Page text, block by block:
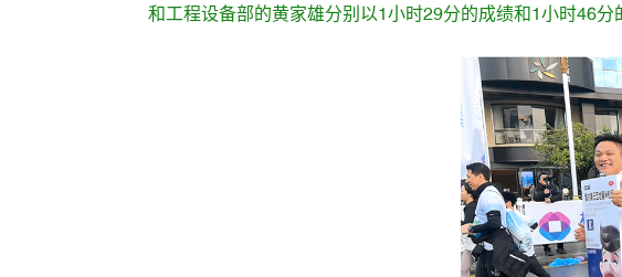
和工程设备部的黄家雄分别以1小时29分的成绩和1小时46分